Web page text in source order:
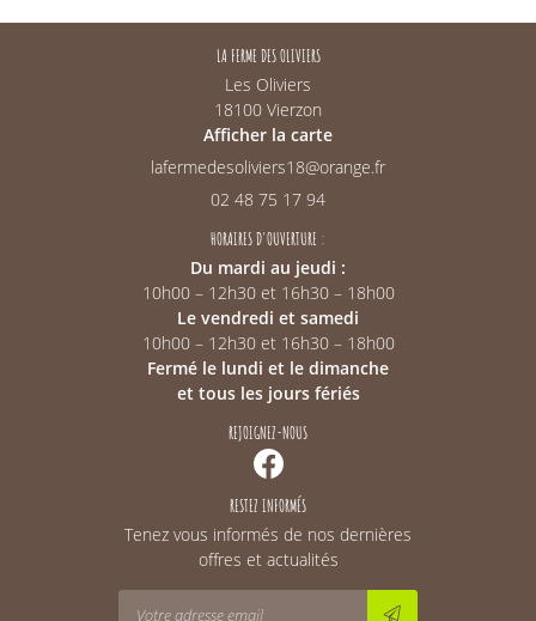
LA FERME DES OLIVIERS
Les Oliviers
18100 Vierzon
Afficher la carte
02 48 75 17 94
HORAIRES D'OUVERTURE :
Du mardi au jeudi :
10h00 – 12h30 et 16h30 – 18h00
Le vendredi et samedi
10h00 – 12h30 et 16h30 – 18h00
Fermé le lundi et le dimanche
et tous les jours fériés
REJOIGNEZ-NOUS
RESTEZ INFORMÉS
Tenez vous informés de nos dernières
offres et actualités